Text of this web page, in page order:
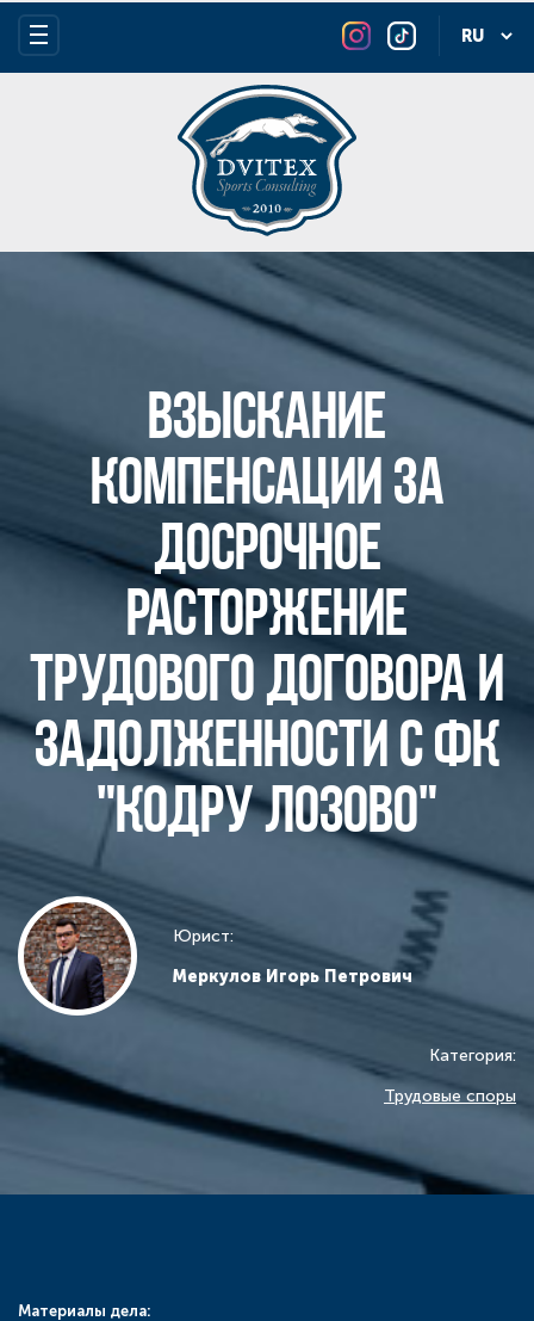
Взыскание
компенсации за
досрочное
расторжение
трудового договора и
задолженности с ФК
"Кодру Лозово"
Юрист:
Меркулов Игорь Петрович
Категория:
Трудовые споры
Материалы дела: